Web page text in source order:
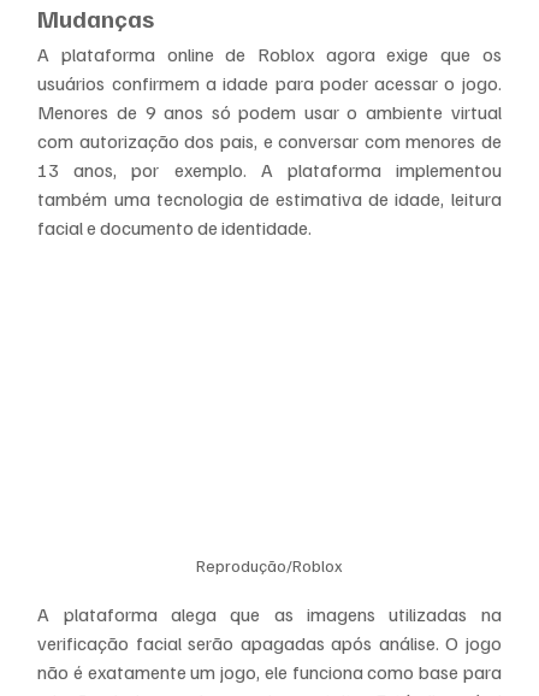
Mudanças
A plataforma online de Roblox agora exige que os
usuários confirmem a idade para poder acessar o jogo.
Menores de 9 anos só podem usar o ambiente virtual
com autorização dos pais, e conversar com menores de
13 anos, por exemplo. A plataforma implementou
também uma tecnologia de estimativa de idade, leitura
facial e documento de identidade.
Reprodução/Roblox
A plataforma alega que as imagens utilizadas na
verificação facial serão apagadas após análise. O jogo
não é exatamente um jogo, ele funciona como base para